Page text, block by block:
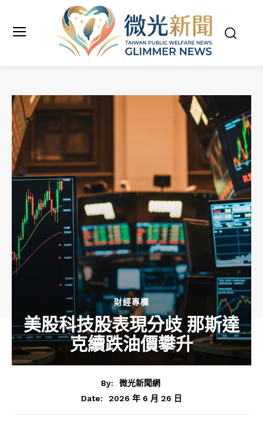
財經專欄
美股科技股表現分歧 那斯達
克續跌油價攀升
By:
微光新聞網
Date:
2026 年 6 月 26 日